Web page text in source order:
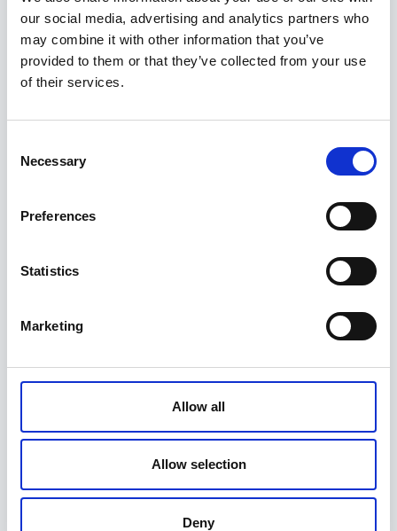
our social media, advertising and analytics partners who
may combine it with other information that you’ve
provided to them or that they’ve collected from your use
of their services.
Selection
Necessary
Preferences
Statistics
Marketing
Allow all
Allow selection
Deny
Seotud tooted